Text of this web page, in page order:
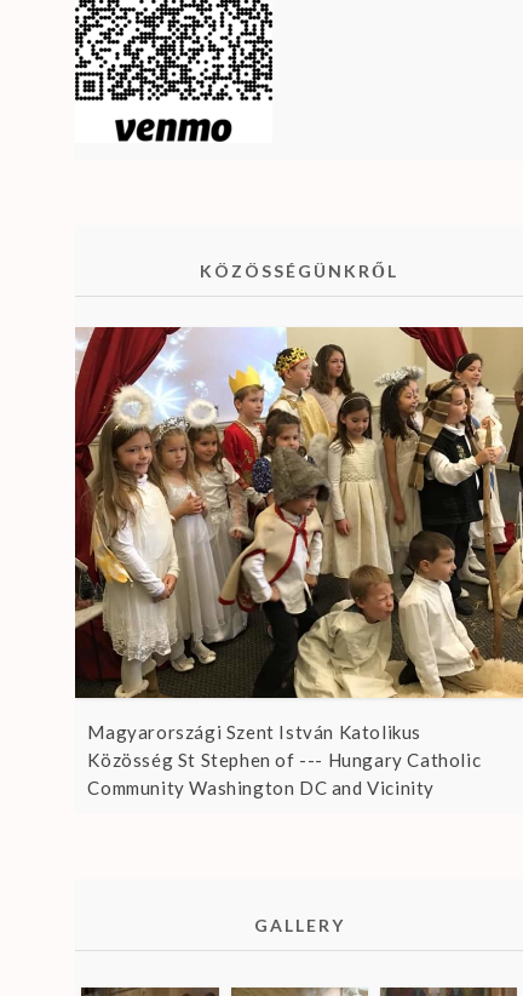
KÖZÖSSÉGÜNKRŐL
Magyarországi Szent István Katolikus
Közösség St Stephen of --- Hungary Catholic
Community Washington DC and Vicinity
GALLERY